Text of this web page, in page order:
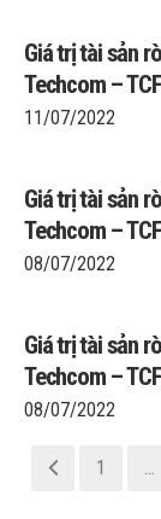
Giá trị tài sản
Techcom –
11/07/2022
Giá trị tài sản
Techcom –
08/07/2022
Giá trị tài sản
Techcom –
08/07/2022
1 …